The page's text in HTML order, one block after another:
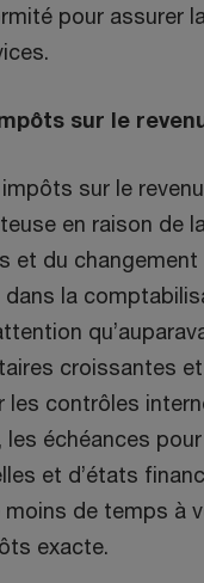
pour assurer
sur le
sur le
en raison de
et du
dans la
croissantes
contrôles
échéances
et d’états
de temps à
exacte.